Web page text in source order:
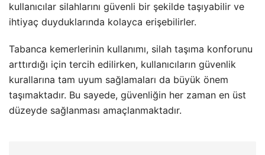
kullanıcılar silahlarını güvenli bir şekilde taşıyabilir ve
ihtiyaç duyduklarında kolayca erişebilirler.
Tabanca kemerlerinin kullanımı, silah taşıma konforunu
arttırdığı için tercih edilirken, kullanıcıların güvenlik
kurallarına tam uyum sağlamaları da büyük önem
taşımaktadır. Bu sayede, güvenliğin her zaman en üst
düzeyde sağlanması amaçlanmaktadır.